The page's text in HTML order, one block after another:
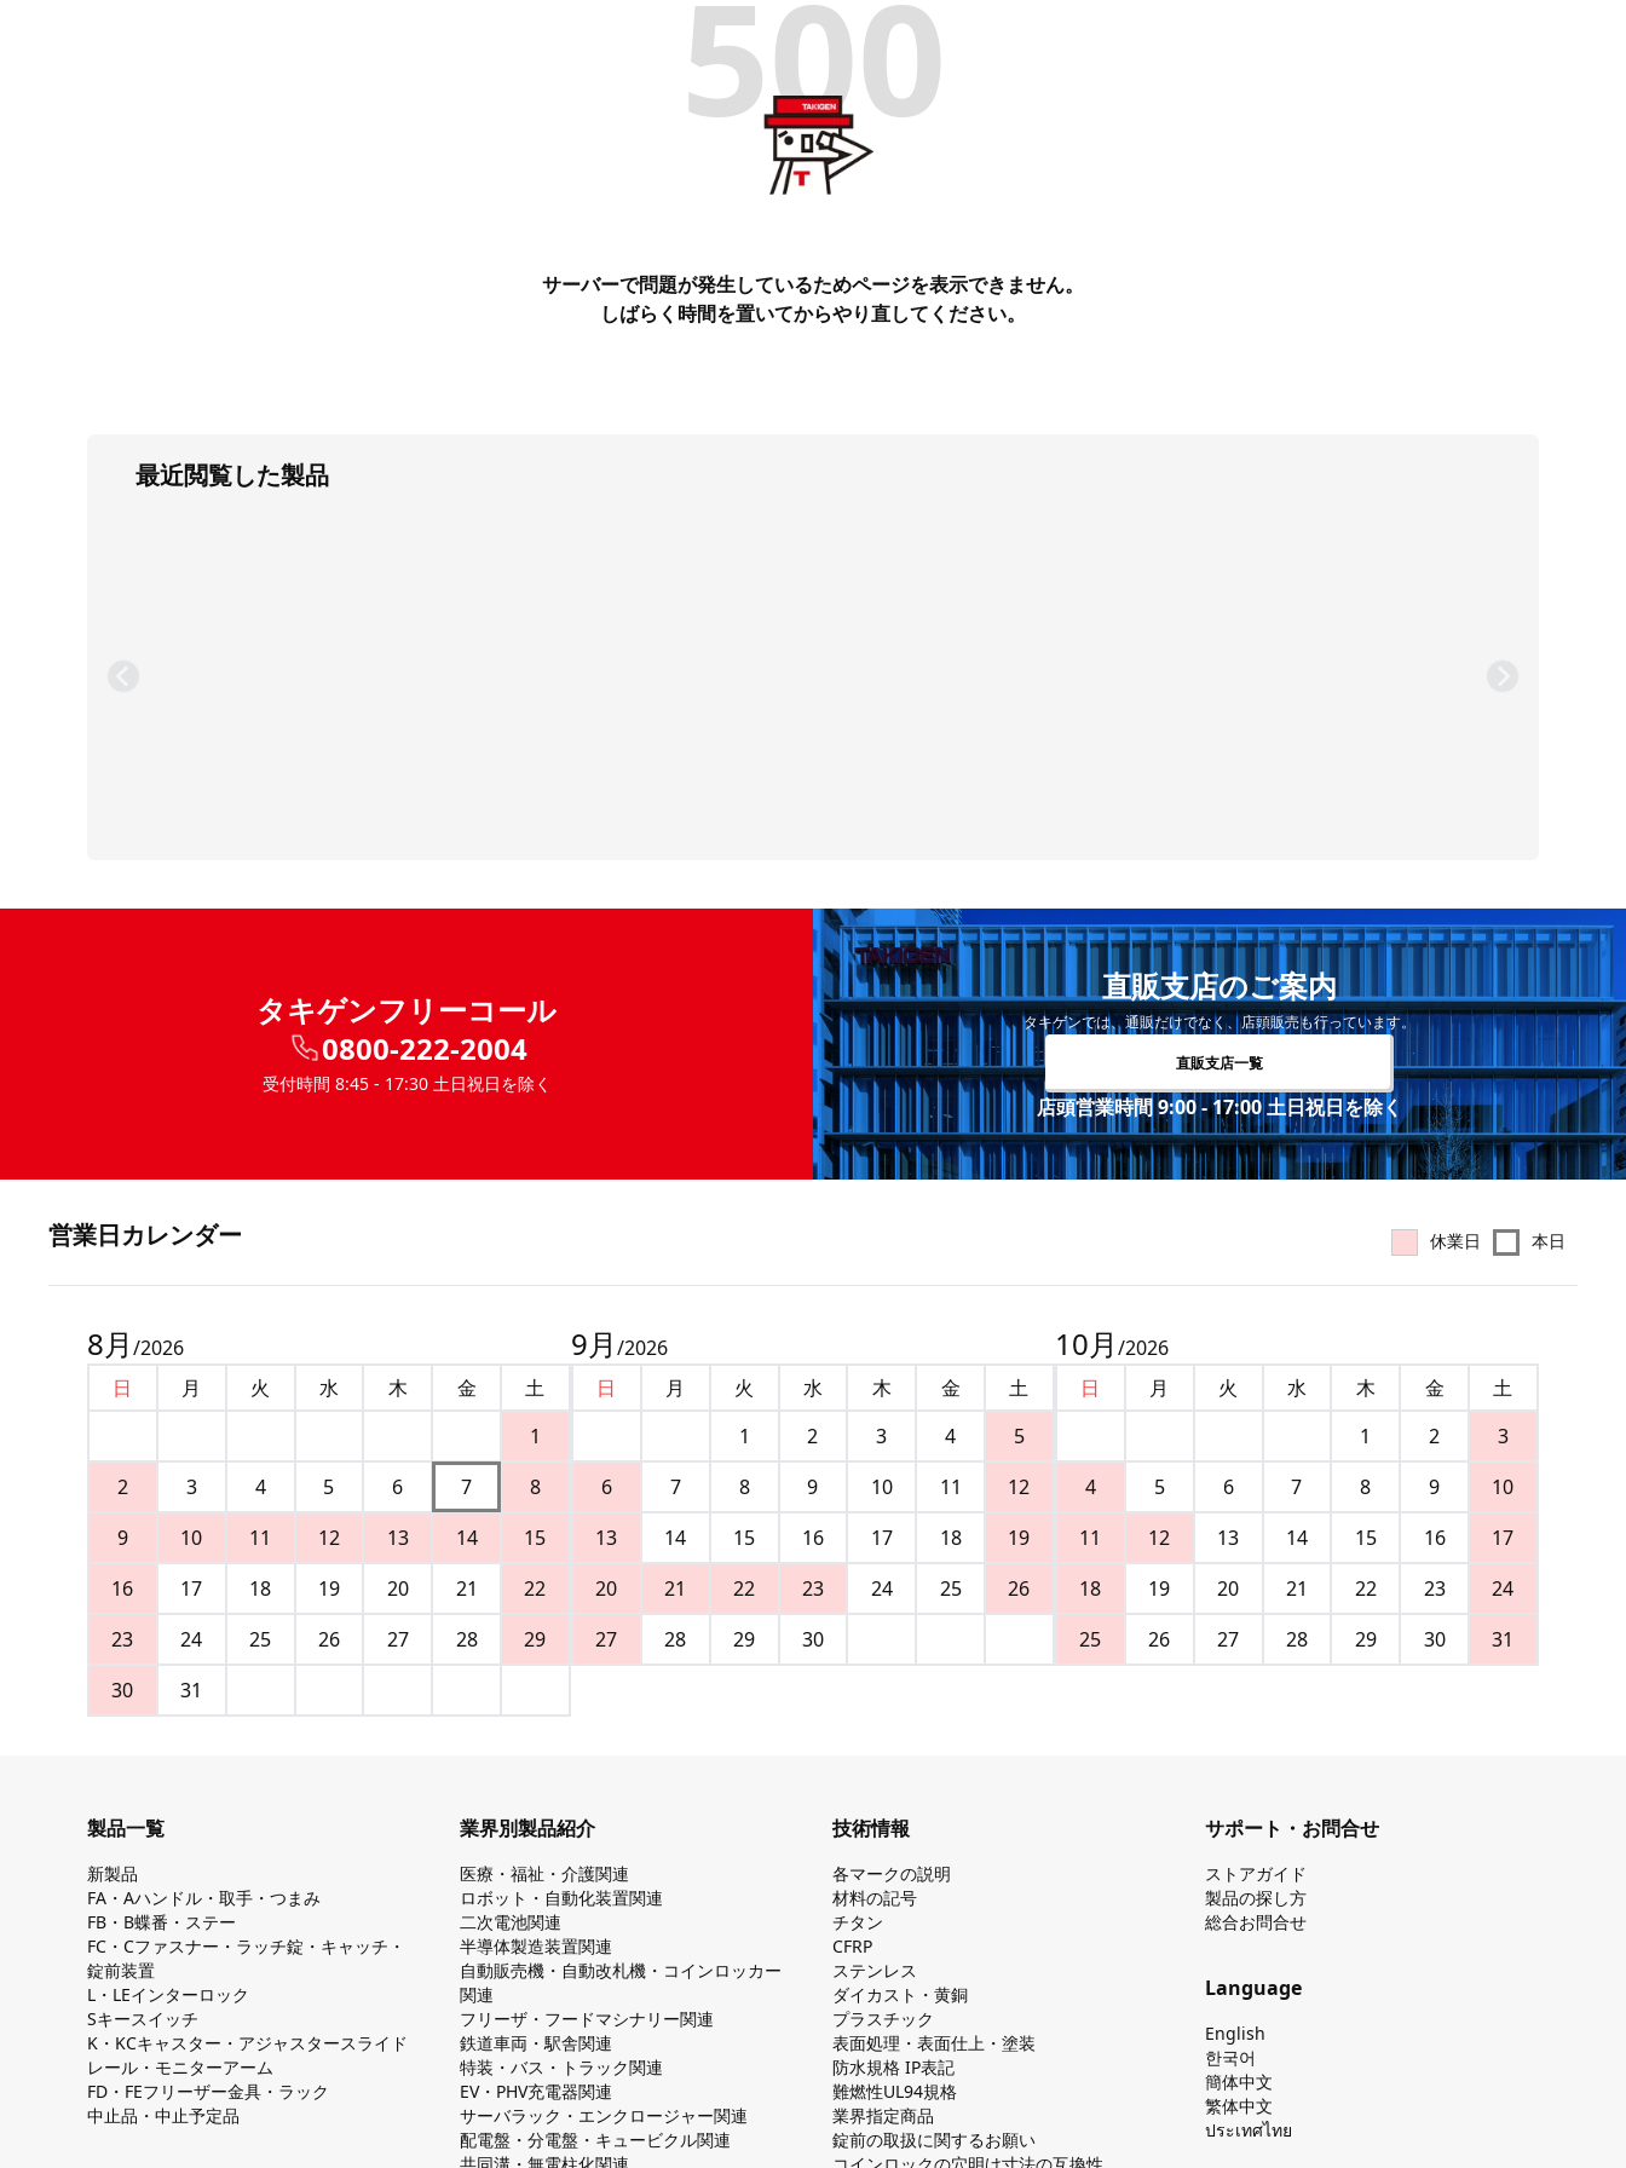
500
サーバーで問題が発生しているためページを表示できません。
しばらく時間を置いてからやり直してください。
最近閲覧した製品
タキゲンフリーコール
0800-222-2004
受付時間 8:45 - 17:30 土日祝日を除く
直販支店のご案内
タキゲンでは、通販だけでなく、店頭販売も行っています。
直販支店一覧
店頭営業時間 9:00 - 17:00 土日祝日を除く
営業⽇カレンダー 休業日 本日
8月 /2026
日
月 火 水 木 金
土
1
2
3 4 5 6 7
8
9
10 11 12 13 14
15
16
17 18 19 20 21
22
23
24 25 26 27 28
29
30
31
9月 /2026
日
月 火 水 木 金
土
1
2 3 4
5
6
7 8 9 10 11
12
13
14 15 16 17 18
19
20
21 22 23 24 25
26
27
28 29 30
10月 /2026
日
月 火 水 木 金
土
1
2
3
4
5 6 7 8 9
10
11
12 13 14 15 16
17
18
19 20 21 22 23
24
25
26 27 28 29 30 31
製品一覧
新製品
FA・Aハンドル・取手・つまみ
FB・B蝶番・ステー
FC・Cファスナー・ラッチ錠・キャッチ・
錠前装置
L・LEインターロック
Sキースイッチ
K・KCキャスター・アジャスタースライド
レール・モニターアーム
FD・FEフリーザー金具・ラック
中止品・中止予定品
業界別製品紹介
医療・福祉・介護関連
ロボット・自動化装置関連
二次電池関連
半導体製造装置関連
自動販売機・自動改札機・コインロッカー
関連
フリーザ・フードマシナリー関連
鉄道車両・駅舎関連
特装・バス・トラック関連
EV・PHV充電器関連
サーバラック・エンクロージャー関連
配電盤・分電盤・キュービクル関連
技術情報
各マークの説明
材料の記号
チタン
CFRP
ステンレス
ダイカスト・⻩銅
プラスチック
表面処理・表面仕上・塗装
防⽔規格 IP表記
難燃性UL94規格
業界指定商品
錠前の取扱に関するお願い
サポート・お問合せ
ストアガイド
製品の探し⽅
総合お問合せ
Language
English
한국어
簡体中文
繁体中文
ประเทศไทย